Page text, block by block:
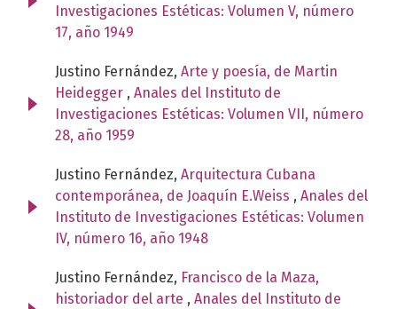
Investigaciones Estéticas: Volumen V, número
17, año 1949
Justino Fernández, Arte y poesía, de Martin
Heidegger , Anales del Instituto de
Investigaciones Estéticas: Volumen VII, número
28, año 1959
Justino Fernández, Arquitectura Cubana
contemporánea, de Joaquín E.Weiss , Anales del
Instituto de Investigaciones Estéticas: Volumen
IV, número 16, año 1948
Justino Fernández, Francisco de la Maza,
historiador del arte , Anales del Instituto de